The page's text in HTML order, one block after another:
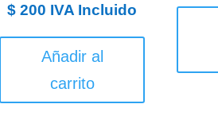
$ 200 IVA Incluido
Añadir al
carrito